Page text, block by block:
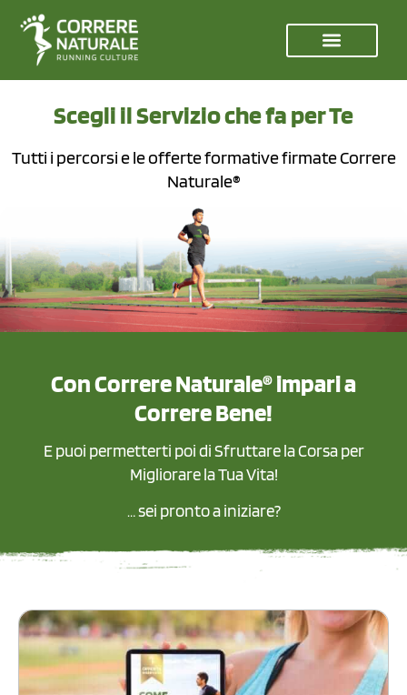
Scegli il Servizio che fa per Te
Tutti i percorsi e le offerte formative firmate Correre
Naturale®
Con Correre Naturale® impari a
Correre Bene!
E puoi permetterti poi di Sfruttare la Corsa per
Migliorare la Tua Vita!
… sei pronto a iniziare?